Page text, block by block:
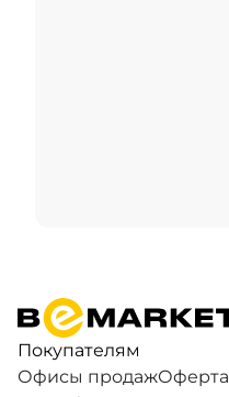
Покупателям
Офисы продажОферта